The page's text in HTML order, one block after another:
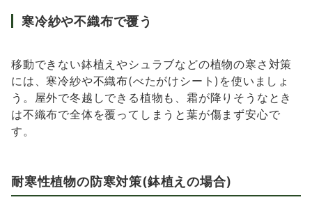
寒冷紗や不織布で覆う
移動できない鉢植えやシュラブなどの植物の寒さ対策
には、寒冷紗や不織布(べたがけシート)を使いましょ
う。屋外で冬越しできる植物も、霜が降りそうなとき
は不織布で全体を覆ってしまうと葉が傷まず安心で
す。
耐寒性植物の防寒対策(鉢植えの場合)